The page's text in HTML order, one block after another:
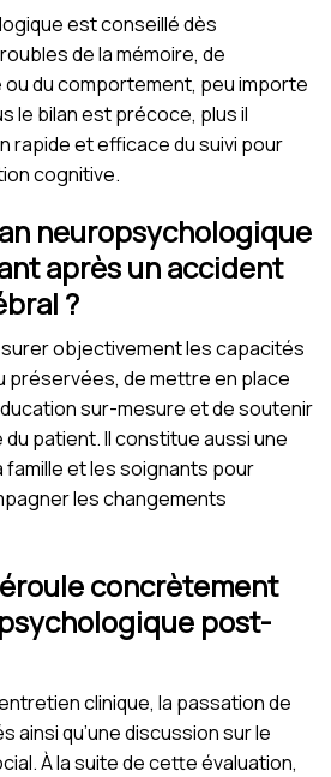
est conseillé dès
de la mémoire, de
ou du comportement, peu importe
le bilan est précoce, plus il
rapide et efficace du suivi pour
cognitive.
neuropsychologique
après un accident
?
objectivement les capacités
préservées, de mettre en place
sur-mesure et de soutenir
du patient. Il constitue aussi une
et les soignants pour
les changements
concrètement
post-
clinique, la passation de
qu’une discussion sur le
À la suite de cette évaluation,